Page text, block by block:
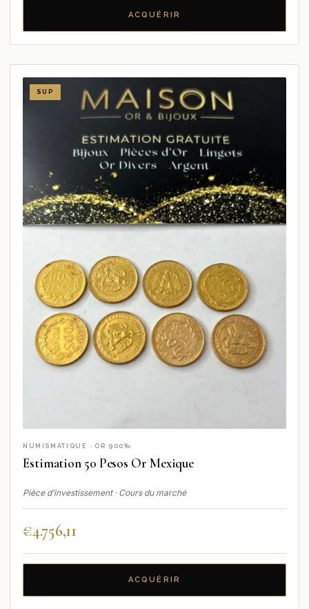
ACQUÉRIR
SUP
NUMISMATIQUE · OR 900‰
Estimation 50 Pesos Or Mexique
Pièce d’investissement · Cours du marché
€4.756,11
ACQUÉRIR